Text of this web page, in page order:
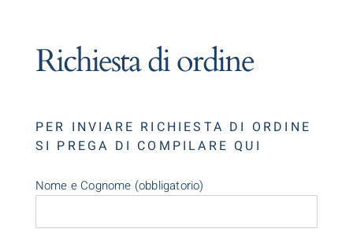
Richiesta di ordine
PER INVIARE RICHIESTA DI ORDINE
SI PREGA DI COMPILARE QUI
Nome e Cognome (obbligatorio)